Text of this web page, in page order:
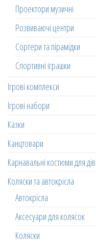
Проектори музичні
Розвиваючі центри
Сортери та пірамідки
Спортивні іграшки
Ігрові комплекси
Ігрові набори
Казки
Канцтовари
Карнавальні костюми для
Коляски та автокрісла
Автокрісла
Аксесуари для колясок
Коляски